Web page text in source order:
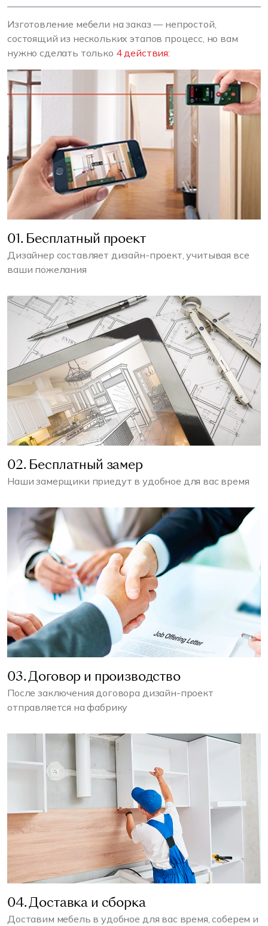
Изготовление мебели на заказ — непростой,
состоящий из нескольких этапов процесс, но вам
нужно сделать только 4 действия:
01. Бесплатный проект
Дизайнер составляет дизайн-проект, учитывая все
ваши пожелания
02. Бесплатный замер
Наши замерщики приедут в удобное для вас время
03. Договор и производство
После заключения договора дизайн-проект
отправляется на фабрику
04. Доставка и сборка
Доставим мебель в удобное для вас время, соберем и